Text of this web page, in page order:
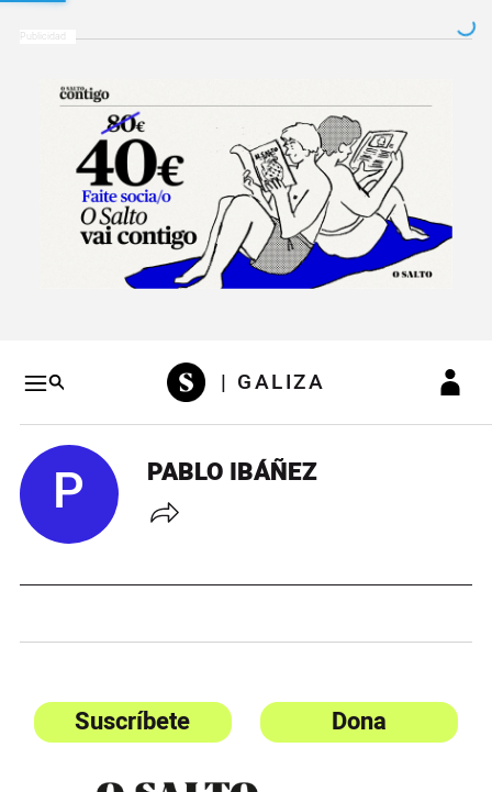
Salto a contenido
| GALIZA
P PABLO IBÁÑEZ
Suscríbete Dona